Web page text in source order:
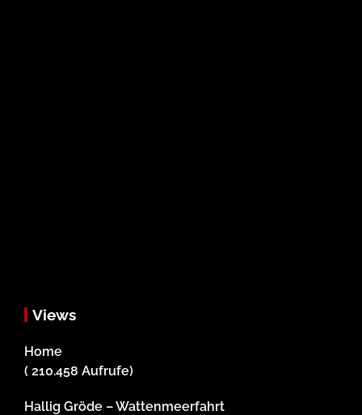
Views
Home
( 210.458 Aufrufe)
Hallig Gröde – Wattenmeerfahrt